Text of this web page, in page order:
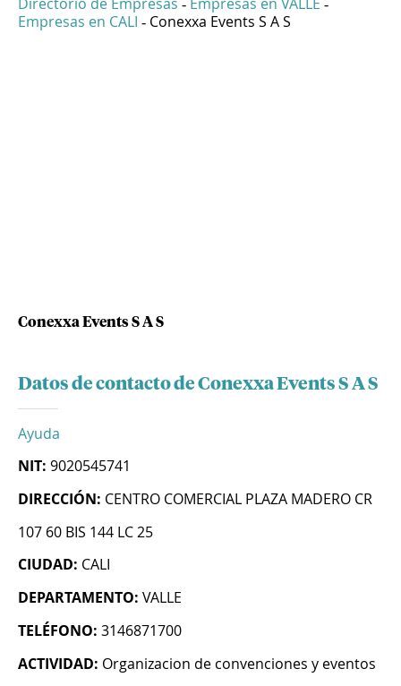
- -
Empresas en CALI - Conexxa Events S A S
Conexxa Events S A S
Datos de contacto de Conexxa Events S A S
Ayuda
NIT: 9020545741
DIRECCIÓN: CENTRO COMERCIAL PLAZA MADERO CR
107 60 BIS 144 LC 25
CIUDAD: CALI
DEPARTAMENTO: VALLE
TELÉFONO: 3146871700
ACTIVIDAD: Organizacion de convenciones y eventos